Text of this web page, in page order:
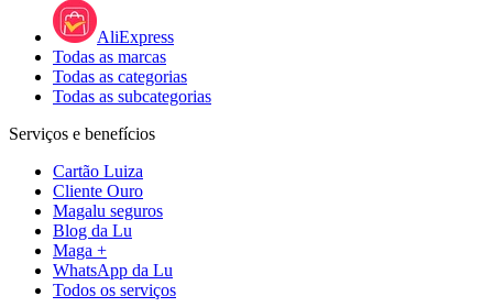
AliExpress
Todas as marcas
Todas as categorias
Todas as subcategorias
Serviços e benefícios
Cartão Luiza
Cliente Ouro
Magalu seguros
Blog da Lu
Maga +
WhatsApp da Lu
Todos os serviços